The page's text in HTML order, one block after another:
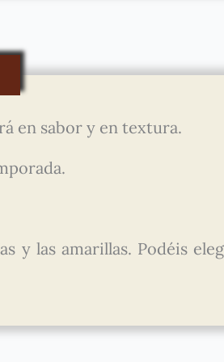
en sabor y en textura.
y las amarillas. Podéis